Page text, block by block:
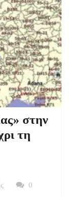
στην
τη
0